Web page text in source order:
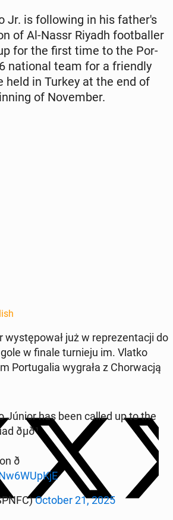
Jr. is fol­low­ing in his fa­ther's
of Al-Nassr Riyadh foot­baller
for the first time to the Por­
na­tion­al team for a friend­ly
held in Turkey at the end of
of No­vem­ber.
wys­tępował już w reprezen­tacji do
gole w finale turnieju im. Vlatko
Por­tu­galia wygrała z Chorwacją
Júnior has been called up to the
October 21, 2025